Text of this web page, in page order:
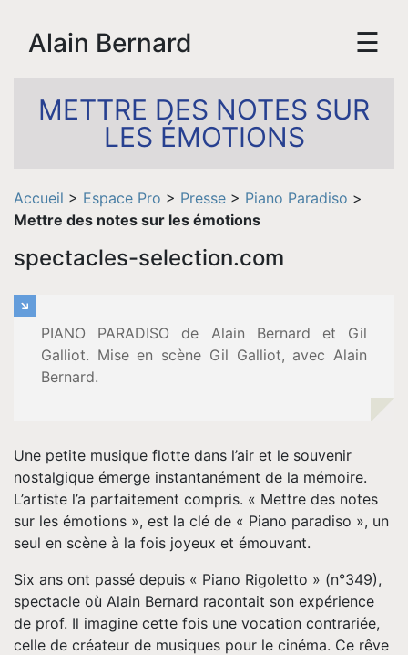
Accueil
Biographie
Vidéos
Tournée
Espace
Pro
Musique
Contact
Alain Bernard ☰
METTRE DES NOTES SUR
LES ÉMOTIONS
Accueil > Espace Pro > Presse > Piano Paradiso >
Mettre des notes sur les émotions
spectacles-selection.com
PIANO PARADISO de Alain Bernard et Gil
Galliot. Mise en scène Gil Galliot, avec Alain
Bernard.
Une petite musique flotte dans l’air et le souvenir
nostalgique émerge instantanément de la mémoire.
L’artiste l’a parfaitement compris. « Mettre des notes
sur les émotions », est la clé de « Piano paradiso », un
seul en scène à la fois joyeux et émouvant.
Six ans ont passé depuis « Piano Rigoletto » (n°349),
spectacle où Alain Bernard racontait son expérience
de prof. Il imagine cette fois une vocation contrariée,
celle de créateur de musiques pour le cinéma. Ce rêve